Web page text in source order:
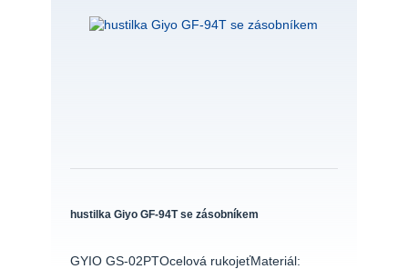
hustilka Giyo GF-94T se zásobníkem
GYIO GS-02PTOcelová rukojeťMateriál: